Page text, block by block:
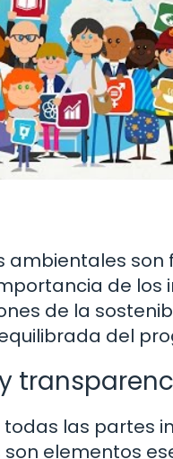
ambientales
de los
de la
del
las partes
elementos